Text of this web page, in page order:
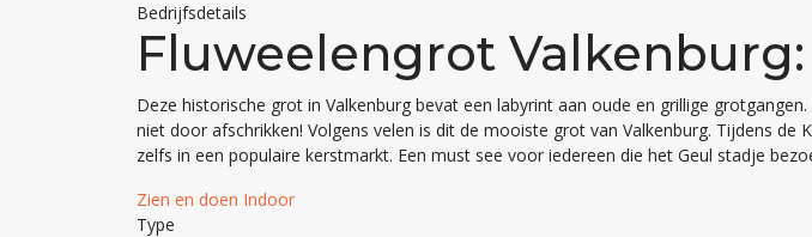
Bedrijfsdetails
Fluweelengrot Valkenburg:
Deze historische grot in Valkenburg bevat een labyrint aan oude en grillige
niet door afschrikken! Volgens velen is dit de mooiste grot van Valkenburg. Tijdens de
zelfs in een populaire kerstmarkt. Een must see voor iedereen die het Geul stadje
Zien en doen Indoor
Type